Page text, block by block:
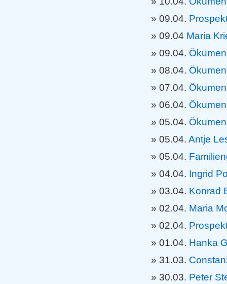
09.04.
09.04 Maria
09.04.
08.04.
07.04.
06.04.
05.04.
05.04. Antje
05.04.
04.04. Ingrid
03.04. Konrad
02.04. Maria
02.04.
01.04. Hanka
31.03.
30.03. Peter